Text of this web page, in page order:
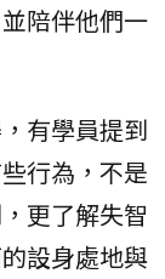
陪伴他們一
有學員提到
行為，不是
更了解失智
設身處地與